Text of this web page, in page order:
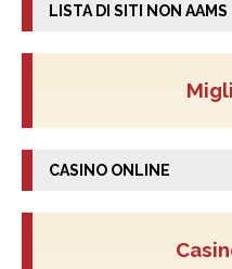
LISTA DI SITI NON AAMS
CASINO ONLINE